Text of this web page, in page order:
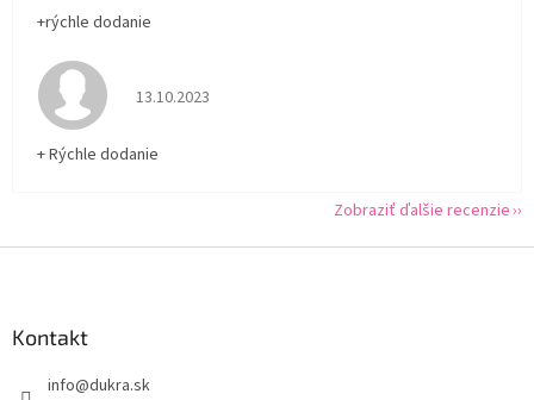
+rýchle dodanie
Hodnotenie obchodu je 5 z 5 hviezdičiek.
13.10.2023
+ Rýchle dodanie
Zobraziť ďalšie recenzie
Kontakt
info@dukra.sk